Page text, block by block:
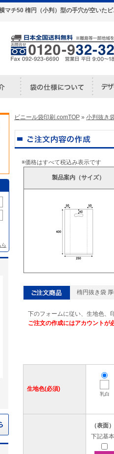
マチ50 楕円（小判）型の手穴が空いた
ら
ビニール袋印刷.comTOP » 小判抜き
※価格はすべて税込み表示です
製品案内（サイズ）
楕円抜き袋
下のフォームに従い、生地色、
ご注文の作成にはアカウントが
生地色(必須)
乳白
（表面）
下記基